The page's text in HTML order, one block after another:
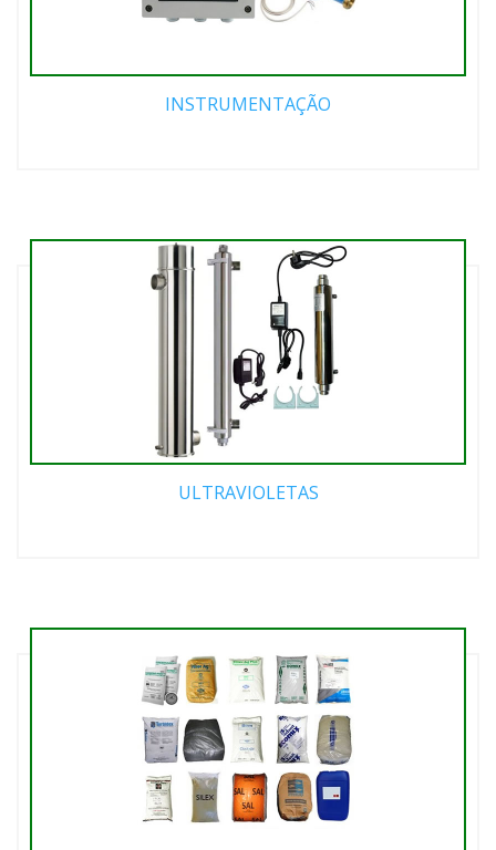
INSTRUMENTAÇÃO
ULTRAVIOLETAS